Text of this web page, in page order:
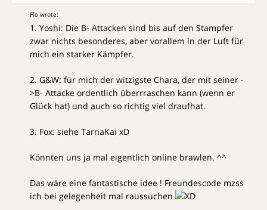
Flo wrote:
1. Yoshi: Die B- Attacken sind bis auf den Stampfer
zwar nichts besonderes, aber vorallem in der Luft für
mich ein starker Kämpfer.
2. G&W: für mich der witzigste Chara, der mit seiner -
>B- Attacke ordentlich überrraschen kann (wenn er
Glück hat) und auch so richtig viel draufhat.
3. Fox: siehe TarnaKai xD
Könnten uns ja mal eigentlich online brawlen. ^^
Das wäre eine fantastische idee ! Freundescode mzss
ich bei gelegenheit mal raussuchen